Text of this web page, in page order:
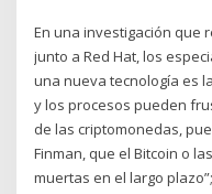
En una investigación que
junto a Red Hat, los
una nueva tecnología es
y los procesos pueden
de las criptomonedas,
Finman, que el Bitcoin o
muertas en el largo